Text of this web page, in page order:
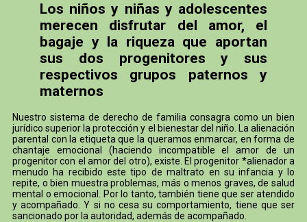
Los niños y niñas y adolescentes
merecen disfrutar del amor, el
bagaje y la riqueza que aportan
sus dos progenitores y sus
respectivos grupos paternos y
maternos
Nuestro sistema de derecho de familia consagra como un bien
jurídico superior la protección y el bienestar del niño. La alienación
parental con la etiqueta que la queramos enmarcar, en forma de
chantaje emocional (haciendo incompatible el amor de un
progenitor con el amor del otro), existe. El progenitor *alienador a
menudo ha recibido este tipo de maltrato en su infancia y lo
repite, o bien muestra problemas, más o menos graves, de salud
mental o emocional. Por lo tanto, también tiene que ser atendido
y acompañado. Y si no cesa su comportamiento, tiene que ser
sancionado por la autoridad, además de acompañado.